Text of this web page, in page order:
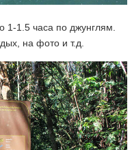
1-1.5 часа по джунглям.
на фото и т.д.